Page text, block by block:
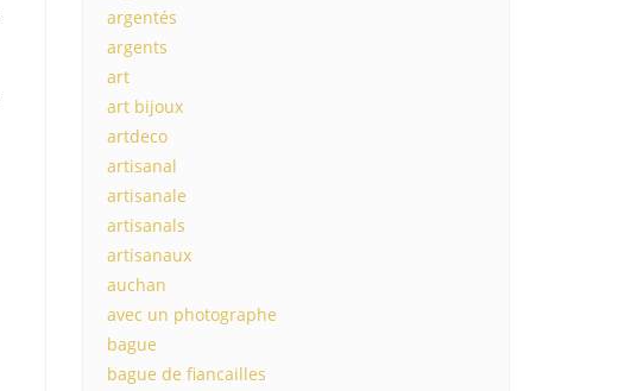
argentés
argents
art
art bijoux
artdeco
artisanal
artisanale
artisanals
artisanaux
auchan
avec un photographe
bague
bague de fiancailles